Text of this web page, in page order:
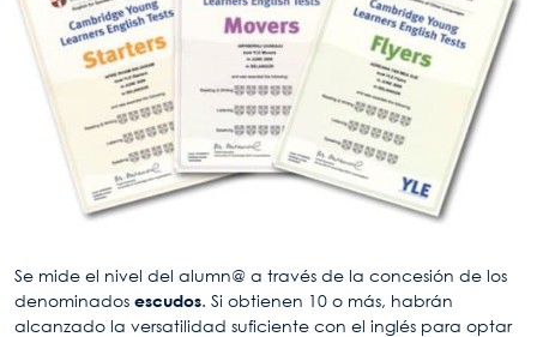
Se mide el nivel del alumn@ a través de la concesión de los
denominados escudos. Si obtienen 10 o más, habrán
alcanzado la versatilidad suficiente con el inglés para optar